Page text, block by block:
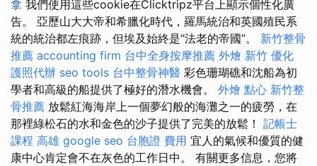
拿 我們使用這些cookie在Clicktripz平台上顯示個性化廣
告。 亞歷山大大帝和希臘化時代，羅馬統治和英國殖民系
統的統治都左痕跡，但埃及始終是“法老的帝國”。 新竹整骨
推薦 accounting firm 台中全身按摩推薦 外燴 新竹 優化
護照代辦 seo tools 台中整骨神醫 彩色珊瑚礁和沈船為初
學者和高級的船提供了極好的潛水機會。 外燴 點心 新竹整
骨推薦 放鬆紅海海岸上一個夢幻般的海灘之一的疲勞，在
那裡綠松石的水和金色的沙子提供了完美的放鬆！ 記帳士
課程 高雄 google seo 台胞證 費用 宜人的氣候和優質的健
康中心肯定會不在灰色的工作日中。 有關更多信息，您將